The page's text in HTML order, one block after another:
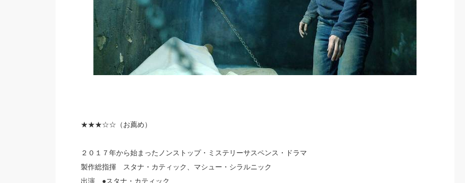
★★★☆☆（お薦め）
２０１７年から始まったノンストップ・ミステリーサスペンス・ドラマ
製作総指揮 スタナ・カティック、マシュー・シラルニック
出演 ●スタナ・カティック